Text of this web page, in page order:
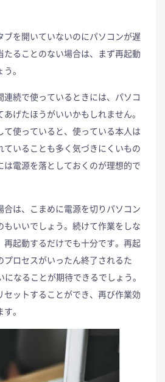
ブを開いていないのにパソコンが遅
たることのない場合は、まず再起動
。
続で使っているときには、パソコ
げたほうがいいかもしれません。
て使っていると、使っている本人は
ていることも多く気づきにくいもの
は電源を落としておくのが理想的で
は、こまめに電源を切りパソコン
もいいでしょう。続けて作業をしな
再起動するだけでも十分です。再起
ロセスがいったん終了されるた
なることが期待できるでしょう。
セットすることができ、再び作業効
。